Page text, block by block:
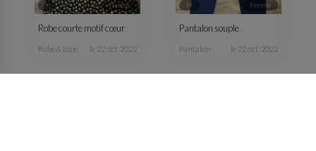
S femme
Robe courte motif cœur
robe & jupe le 22 oct. 2022
M femme
Pantalon souple
pantalon le 22 oct. 2022